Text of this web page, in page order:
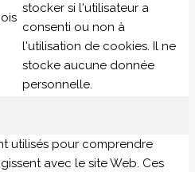
stocker si l'utilisateur a
consenti ou non à
l'utilisation de cookies. Il ne
stocke aucune donnée
personnelle.
utilisés pour comprendre
avec le site Web. Ces